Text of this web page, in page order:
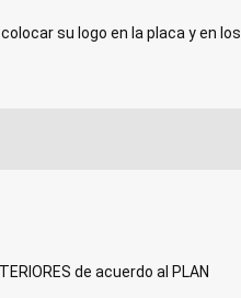
su logo en la placa y en los
de acuerdo al PLAN